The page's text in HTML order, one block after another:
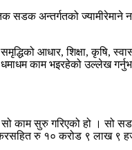
सडक अन्तर्गतको
आधार, शिक्षा, कृषि,
काम भइरहेको उल्लेख
काम सुरु गरिएको हो । सो
करसहित रु १० करोड ९ लाख ९